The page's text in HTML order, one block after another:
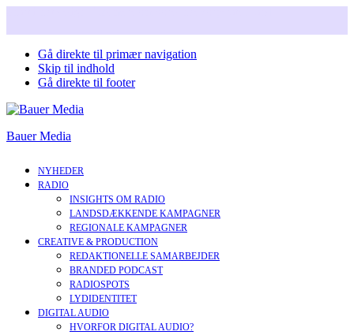
Gå direkte til primær navigation
Skip til indhold
Gå direkte til footer
Bauer Media
NYHEDER
RADIO
INSIGHTS OM RADIO
LANDSDÆKKENDE KAMPAGNER
REGIONALE KAMPAGNER
CREATIVE & PRODUCTION
REDAKTIONELLE SAMARBEJDER
BRANDED PODCAST
RADIOSPOTS
LYDIDENTITET
DIGITAL AUDIO
HVORFOR DIGITAL AUDIO?